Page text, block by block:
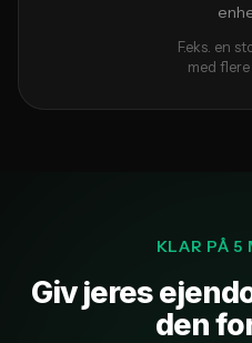
F.eks. en
med
KLAR PÅ 5
Giv jeres
den